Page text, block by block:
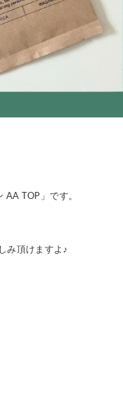
TOP」です。
み頂けますよ♪